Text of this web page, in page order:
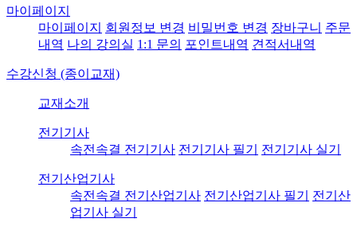
마이페이지
마이페이지
회원정보 변경 비밀번호 변경 장바구니 주문
내역 나의 강의실 1:1 문의 포인트내역 견적서내역
수강신청 (종이교재)
교재소개
전기기사
속전속결 전기기사 전기기사 필기 전기기사 실기
전기산업기사
속전속결 전기산업기사 전기산업기사 필기
전기산
업기사 실기